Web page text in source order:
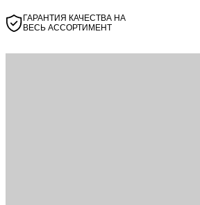
ГАРАНТИЯ КАЧЕСТВА НА
ВЕСЬ АССОРТИМЕНТ